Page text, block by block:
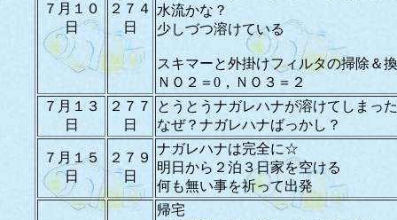
７月１０
日
２７４
日
水流かな？
少しづつ溶けている
スキマーと外掛けフィルタの掃除＆
ＮＯ２＝0，ＮＯ３＝２
７月１３
日
２７７
日
とうとうナガレハナが溶けてしまった
なぜ？ナガレハナばっかし？
７月１５
日
２７９
日
ナガレハナは完全に☆
明日から２泊３日家を空ける
何も無い事を祈って出発
帰宅